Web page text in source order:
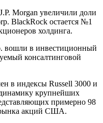
Morgan увеличили доли
BlackRock остается №1
холдинга.
вошли в инвестиционный
консалтинговой
в индексы Russell 3000 и
крупнейших
примерно 98
рынка акций США.